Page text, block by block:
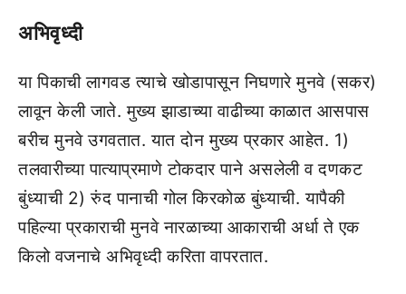
अभिवृध्‍दी
या पिकाची लागवड त्‍याचे खोडापासून निघणारे मुनवे (सकर)
लावून केली जाते. मुख्‍य झाडाच्‍या वाढीच्‍या काळात आसपास
बरीच मुनवे उगवतात. यात दोन मुख्य प्रकार आहेत. 1)
तलवारीच्‍या पात्‍याप्रमाणे टोकदार पाने असलेली व दणकट
बुंध्‍याची 2) रुंद पानाची गोल किरकोळ बुंध्‍याची. यापैकी
पहिल्‍या प्रकाराची मुनवे नारळाच्‍या आकाराची अर्धा ते एक
किलो वजनाचे अभिवृध्‍दी करिता वापरतात.